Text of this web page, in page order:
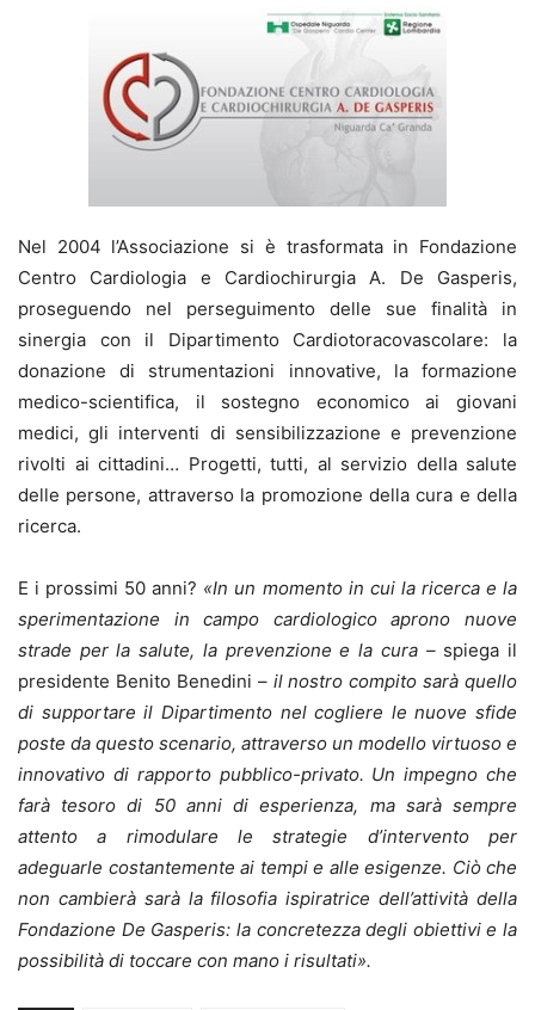
Nel 2004 l’Associazione si è trasformata in Fondazione
Centro Cardiologia e Cardiochirurgia A. De Gasperis,
proseguendo nel perseguimento delle sue finalità in
sinergia con il Dipartimento Cardiotoracovascolare: la
donazione di strumentazioni innovative, la formazione
medico-scientifica, il sostegno economico ai giovani
medici, gli interventi di sensibilizzazione e prevenzione
rivolti ai cittadini… Progetti, tutti, al servizio della salute
delle persone, attraverso la promozione della cura e della
ricerca.
E i prossimi 50 anni? «In un momento in cui la ricerca e la
sperimentazione in campo cardiologico aprono nuove
strade per la salute, la prevenzione e la cura – spiega il
presidente Benito Benedini – il nostro compito sarà quello
di supportare il Dipartimento nel cogliere le nuove sfide
poste da questo scenario, attraverso un modello virtuoso e
innovativo di rapporto pubblico-privato. Un impegno che
farà tesoro di 50 anni di esperienza, ma sarà sempre
attento a rimodulare le strategie d’intervento per
adeguarle costantemente ai tempi e alle esigenze. Ciò che
non cambierà sarà la filosofia ispiratrice dell’attività della
Fondazione De Gasperis: la concretezza degli obiettivi e la
possibilità di toccare con mano i risultati».